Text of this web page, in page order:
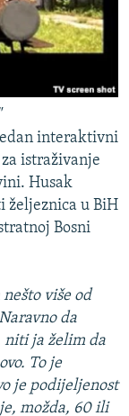
interaktivni
istraživanje
Husak
željeznica u BiH
Bosni
više od
da
niti ja želim da
To je
je podijeljenost
možda, 60 ili